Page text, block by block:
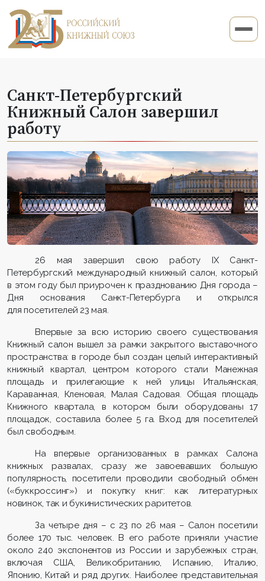
Санкт-Петербургский
Книжный Салон завершил
работу
26 мая завершил свою работу IX Санкт-
Петербургский международный книжный салон, который
в этом году был приурочен к празднованию Дня города –
Дня основания Санкт-Петербурга и открылся
для посетителей 23 мая.
Впервые за всю историю своего существования
Книжный салон вышел за рамки закрытого выставочного
пространства: в городе был создан целый интерактивный
книжный квартал, центром которого стали Манежная
площадь и прилегающие к ней улицы Итальянская,
Караванная, Кленовая, Малая Садовая. Общая площадь
Книжного квартала, в котором были оборудованы 17
площадок, составила более 5 га. Вход для посетителей
был свободным.
На впервые организованных в рамках Салона
книжных развалах, сразу же завоевавших большую
популярность, посетители проводили свободный обмен
(«буккроссинг») и покупку книг: как литературных
новинок, так и букинистических раритетов.
За четыре дня – с 23 по 26 мая – Салон посетили
более 170 тыс. человек. В его работе приняли участие
около 240 экспонентов из России и зарубежных стран,
включая США, Великобританию, Испанию, Италию,
Японию, Китай и ряд других. Наиболее представительная